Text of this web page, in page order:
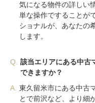
気になる物件の詳しい
単な操作ですることが
ショナルが、あなたの
します。
Q.
該当エリアにある中古
できますか？
A. 東久留米市にある中古
とで前沢など、より細